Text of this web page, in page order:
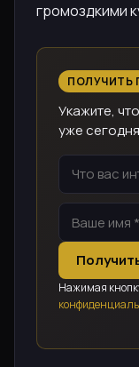
громоздкими
ПОЛУЧИТЬ
Укажите,
уже сегодня
Нажимая